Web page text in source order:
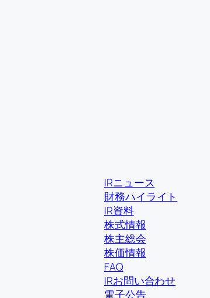
IRニュース
財務ハイライト
IR資料
株式情報
株主総会
株価情報
FAQ
IRお問い合わせ
電子公告